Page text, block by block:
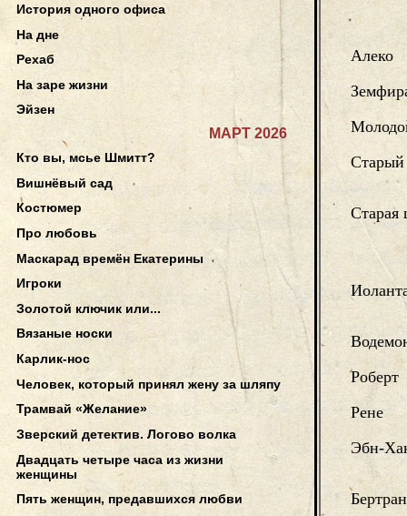
Алеко
Старая
Роберт
Рене
Эбн-
Бертран
История одного офиса
На дне
Рехаб
На заре жизни
Эйзен
МАРТ 2026
Кто вы, мсье Шмитт?
Вишнёвый сад
Костюмер
Про любовь
Маскарад времён Екатерины
Игроки
Золотой ключик или...
Вязаные носки
Карлик-нос
Человек, который принял жену за шляпу
Трамвай «Желание»
Зверский детектив. Логово волка
Двадцать четыре часа из жизни
женщины
Пять женщин, предавшихся любви